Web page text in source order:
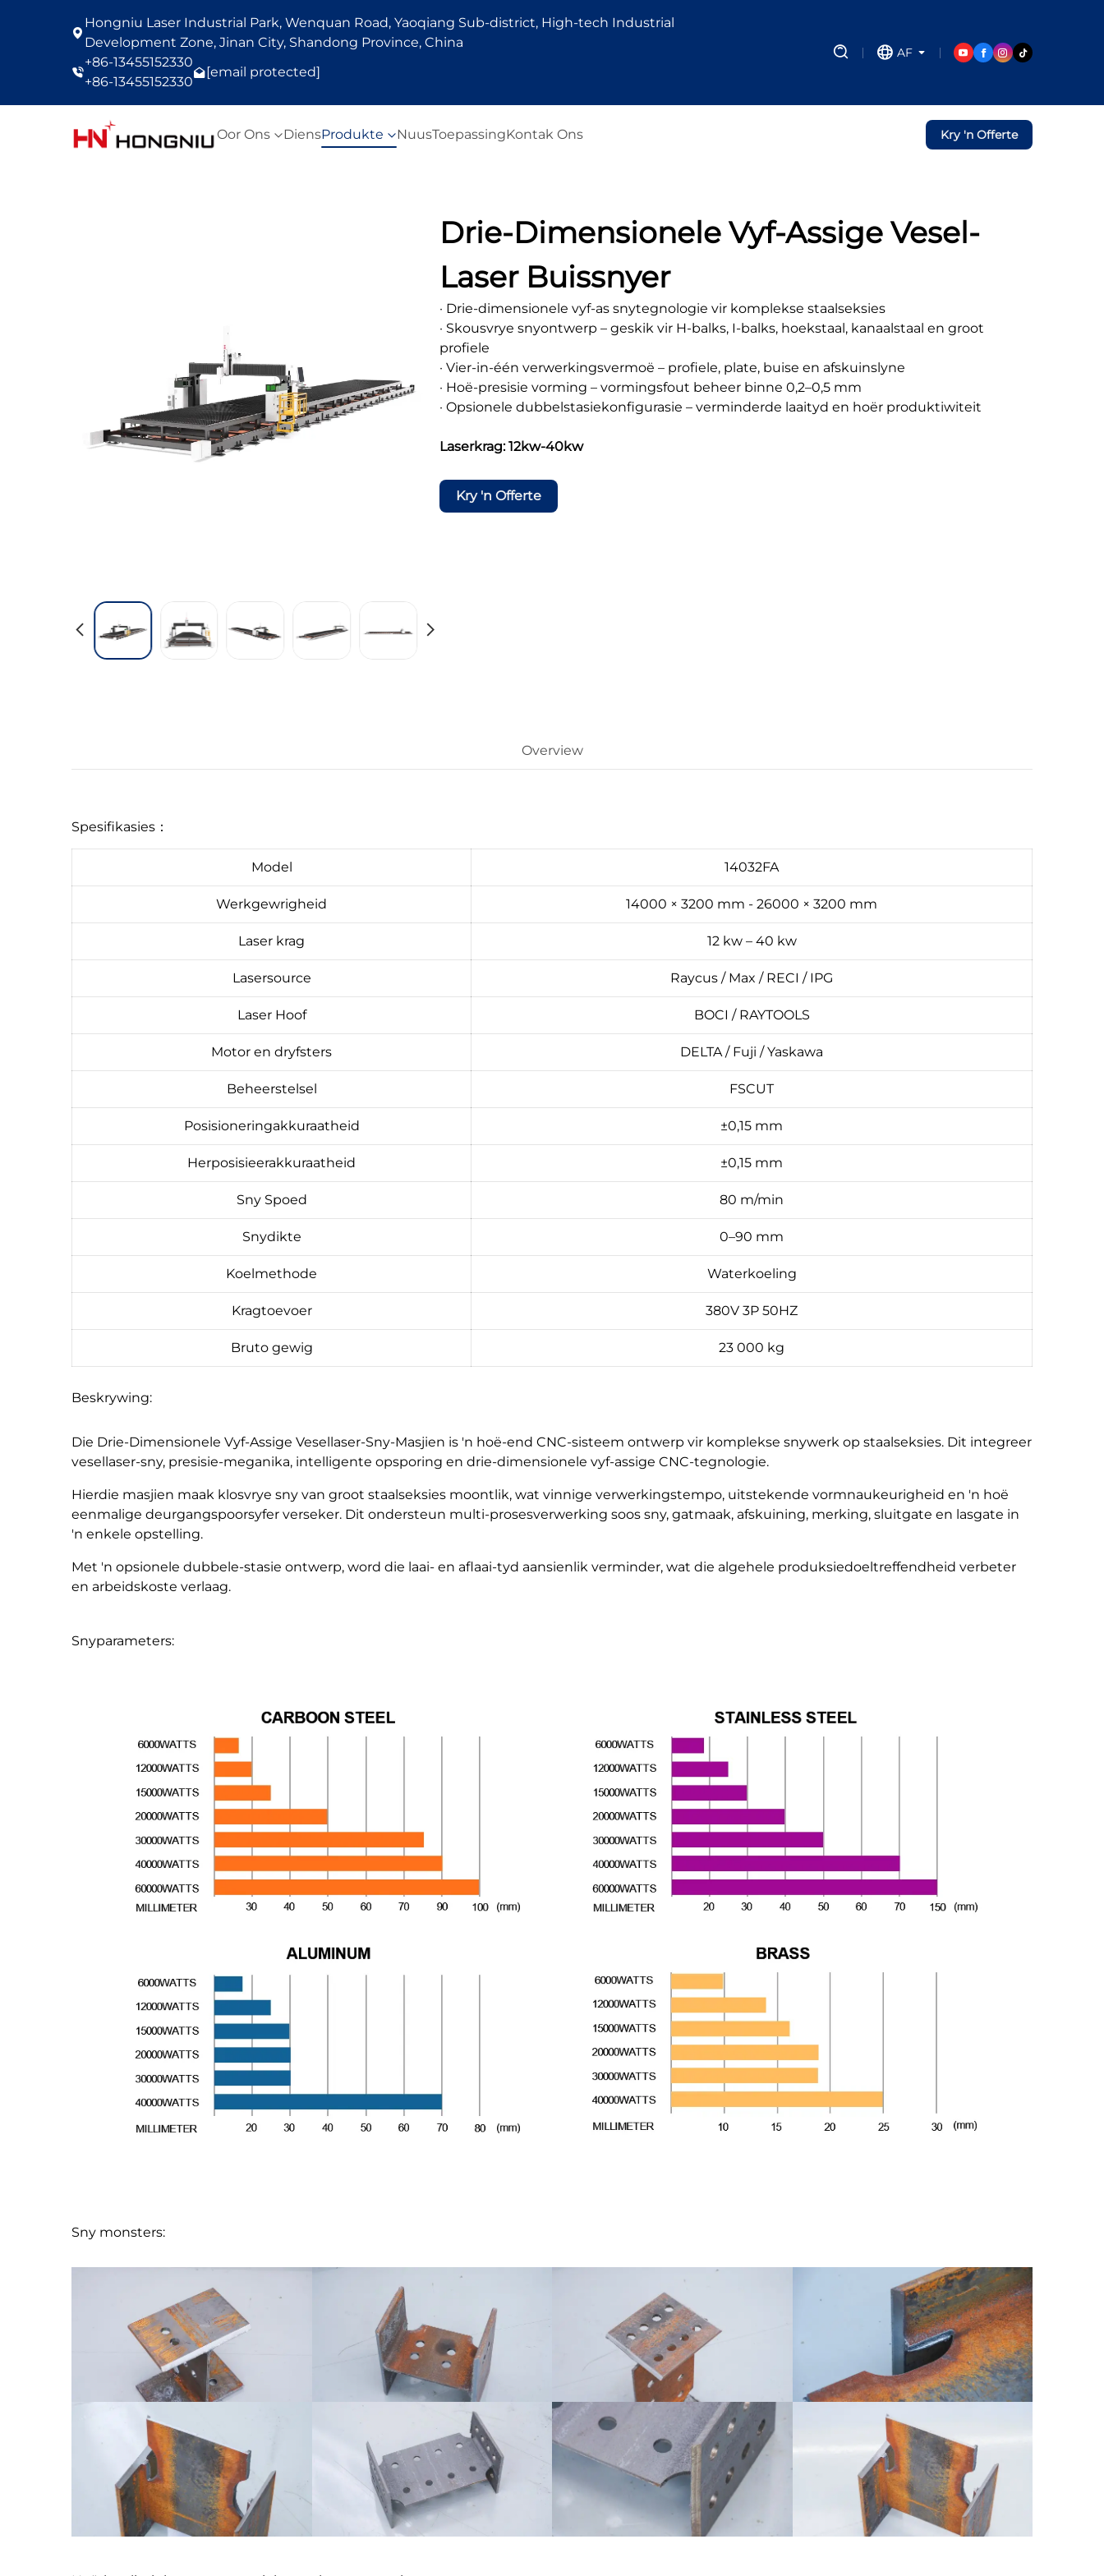
Hongniu Laser Industrial Park, Wenquan Road, Yaoqiang Sub-district, High-tech Industrial
Development Zone, Jinan City, Shandong Province, China
+86-13455152330
+86-13455152330
[email protected]
AF
Oor Ons DiensProdukte NuusToepassingKontak Ons Kry 'n Offerte
Drie-Dimensionele Vyf-Assige Vesel-
Laser Buissnyer
· Drie-dimensionele vyf-as snytegnologie vir komplekse staalseksies
· Skousvrye snyontwerp – geskik vir H-balks, I-balks, hoekstaal, kanaalstaal en groot
profiele
· Vier-in-één verwerkingsvermoë – profiele, plate, buise en afskuinslyne
· Hoë-presisie vorming – vormingsfout beheer binne 0,2–0,5 mm
· Opsionele dubbelstasiekonfigurasie – verminderde laaityd en hoër produktiwiteit
Laserkrag: 12kw-40kw
Kry 'n Offerte
Overview
Spesifikasies：
Model 14032FA
Werkgewrigheid 14000 × 3200 mm - 26000 × 3200 mm
Laser krag 12 kw – 40 kw
Lasersource Raycus / Max / RECI / IPG
Laser Hoof BOCI / RAYTOOLS
Motor en dryfsters DELTA / Fuji / Yaskawa
Beheerstelsel FSCUT
Posisioneringakkuraatheid ±0,15 mm
Herposisieerakkuraatheid ±0,15 mm
Sny Spoed 80 m/min
Snydikte 0–90 mm
Koelmethode Waterkoeling
Kragtoevoer 380V 3P 50HZ
Bruto gewig 23 000 kg
Beskrywing:
Die Drie-Dimensionele Vyf-Assige Vesellaser-Sny-Masjien is 'n hoë-end CNC-sisteem ontwerp vir komplekse snywerk op staalseksies. Dit integreer
vesellaser-sny, presisie-meganika, intelligente opsporing en drie-dimensionele vyf-assige CNC-tegnologie.
Hierdie masjien maak klosvrye sny van groot staalseksies moontlik, wat vinnige verwerkingstempo, uitstekende vormnaukeurigheid en 'n hoë
eenmalige deurgangspoorsyfer verseker. Dit ondersteun multi-prosesverwerking soos sny, gatmaak, afskuining, merking, sluitgate en lasgate in
'n enkele opstelling.
Met 'n opsionele dubbele-stasie ontwerp, word die laai- en aflaai-tyd aansienlik verminder, wat die algehele produksiedoeltreffendheid verbeter
en arbeidskoste verlaag.
Snyparameters:
Sny monsters: